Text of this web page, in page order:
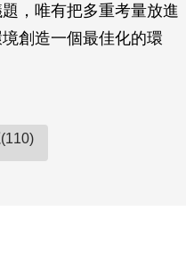
，唯有把多重考量放進
創造一個最佳化的環